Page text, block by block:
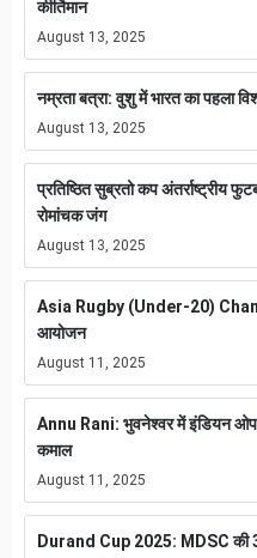
कीर्तिमान
August 13, 2025
नम्रता बत्रा: वुशु में भारत का पहला
August 13, 2025
प्रतिष्ठित सुब्रतो कप अंतर्राष्ट्रीय
रोमांचक जंग
August 13, 2025
Asia Rugby (Under-20)
आयोजन
August 11, 2025
Annu Rani: भुवनेश्वर में इंडियन
कमाल
August 11, 2025
Durand Cup 2025: MDSC की